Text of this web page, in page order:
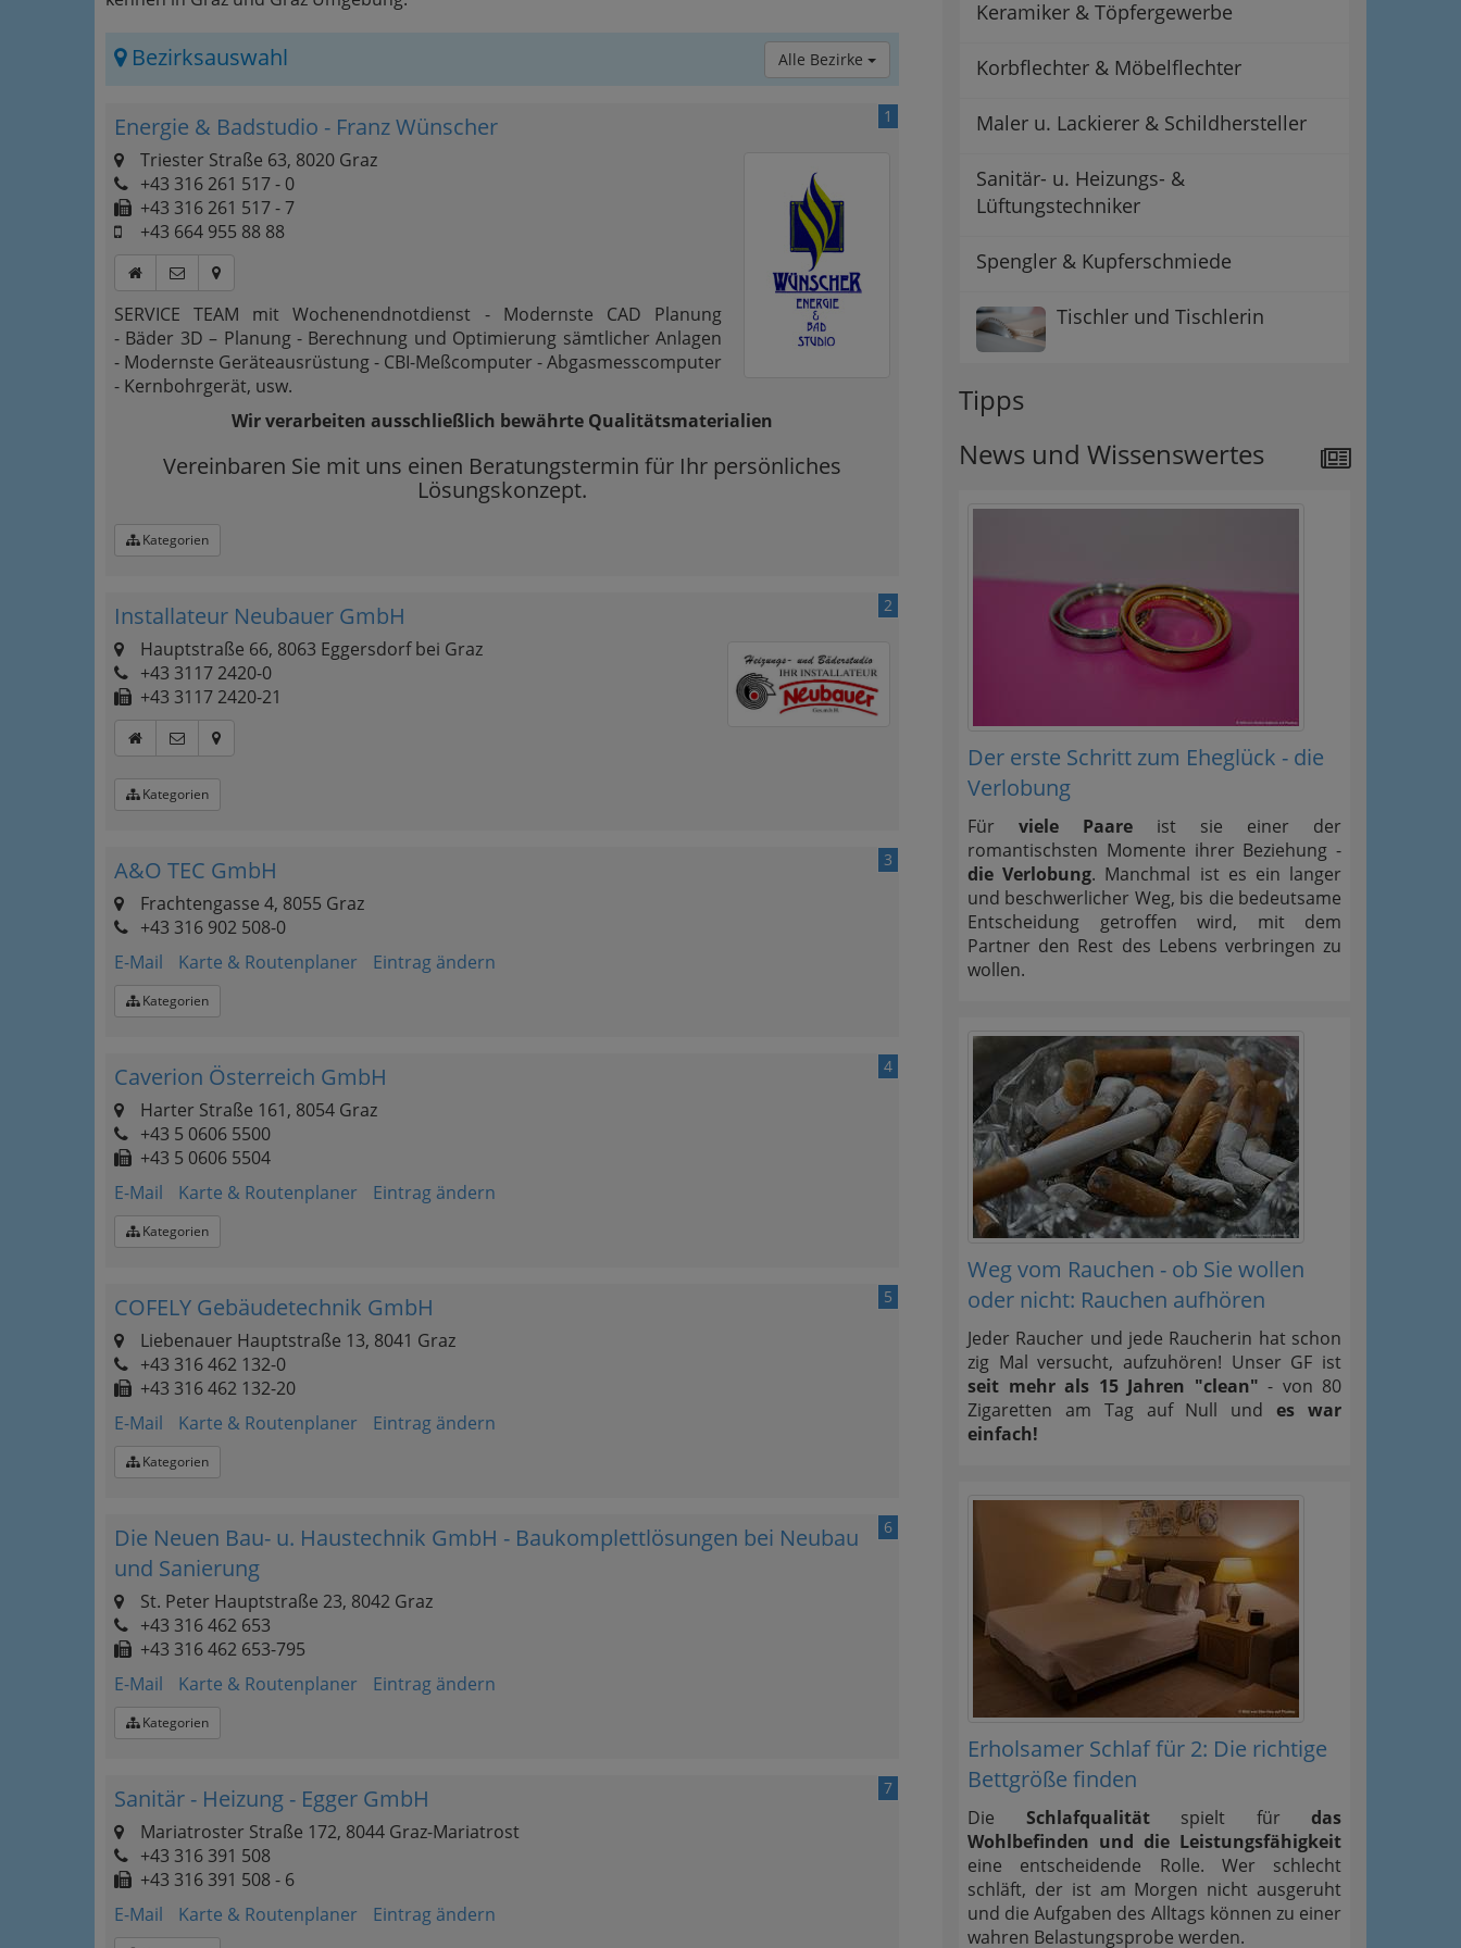
Bezirksauswahl Alle Bezirke
1
Energie & Badstudio - Franz Wünscher
Triester Straße 63, 8020 Graz
+43 316 261 517 - 0
+43 316 261 517 - 7
+43 664 955 88 88
SERVICE TEAM mit Wochenendnotdienst - Modernste CAD Planung
- Bäder 3D – Planung - Berechnung und Optimierung sämtlicher Anlagen
- Modernste Geräteausrüstung - CBI-Meßcomputer - Abgasmesscomputer
- Kernbohrgerät, usw.
Wir verarbeiten ausschließlich bewährte Qualitätsmaterialien
Vereinbaren Sie mit uns einen Beratungstermin für Ihr persönliches
Lösungskonzept.
Kategorien
2
Installateur Neubauer GmbH
Hauptstraße 66, 8063 Eggersdorf bei Graz
+43 3117 2420-0
+43 3117 2420-21
Kategorien
3
A&O TEC GmbH
Frachtengasse 4, 8055 Graz
+43 316 902 508-0
E-Mail
Karte & Routenplaner Eintrag ändern
Kategorien
4
Caverion Österreich GmbH
Harter Straße 161, 8054 Graz
+43 5 0606 5500
+43 5 0606 5504
E-Mail
Karte & Routenplaner Eintrag ändern
Kategorien
5
COFELY Gebäudetechnik GmbH
Liebenauer Hauptstraße 13, 8041 Graz
+43 316 462 132-0
+43 316 462 132-20
E-Mail
Karte & Routenplaner Eintrag ändern
Kategorien
6
Die Neuen Bau- u. Haustechnik GmbH - Baukomplettlösungen bei Neubau
und Sanierung
St. Peter Hauptstraße 23, 8042 Graz
+43 316 462 653
+43 316 462 653-795
E-Mail
Karte & Routenplaner Eintrag ändern
Kategorien
7
Sanitär - Heizung - Egger GmbH
Mariatroster Straße 172, 8044 Graz-Mariatrost
+43 316 391 508
+43 316 391 508 - 6
E-Mail
Karte & Routenplaner Eintrag ändern
Keramiker & Töpfergewerbe
Korbflechter & Möbelflechter
Maler u. Lackierer & Schildhersteller
Sanitär- u. Heizungs- &
Lüftungstechniker
Spengler & Kupferschmiede
Tischler und Tischlerin
Tipps
News und Wissenswertes
Der erste Schritt zum Eheglück - die
Verlobung
Für viele Paare ist sie einer der
romantischsten Momente ihrer Beziehung -
die Verlobung. Manchmal ist es ein langer
und beschwerlicher Weg, bis die bedeutsame
Entscheidung getroffen wird, mit dem
Partner den Rest des Lebens verbringen zu
wollen.
Weg vom Rauchen - ob Sie wollen
oder nicht: Rauchen aufhören
Jeder Raucher und jede Raucherin hat schon
zig Mal versucht, aufzuhören! Unser GF ist
seit mehr als 15 Jahren "clean" - von 80
Zigaretten am Tag auf Null undes war
einfach!
Erholsamer Schlaf für 2: Die richtige
Bettgröße finden
Die Schlafqualitätspielt für das
Wohlbefinden und die Leistungsfähigkeit
eine entscheidende Rolle. Wer schlecht
schläft, der ist am Morgen nicht ausgeruht
und die Aufgaben des Alltags können zu einer
wahren Belastungsprobe werden.